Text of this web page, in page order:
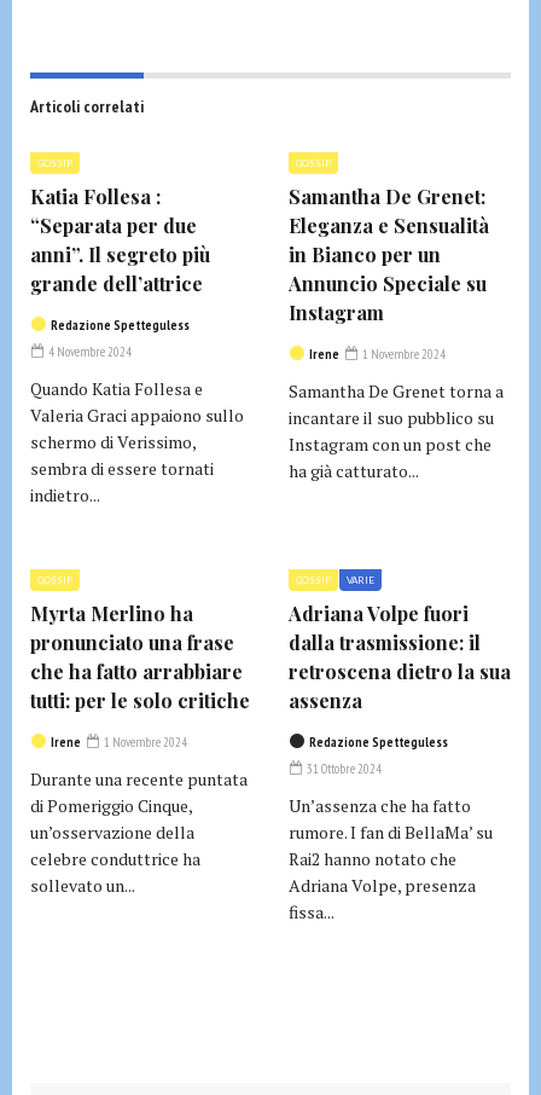
Articoli correlati
GOSSIP
Katia Follesa :
“Separata per due
anni”. Il segreto più
grande dell’attrice
Redazione Spetteguless
4 Novembre 2024
Quando Katia Follesa e
Valeria Graci appaiono sullo
schermo di Verissimo,
sembra di essere tornati
indietro...
GOSSIP
Samantha De Grenet:
Eleganza e Sensualità
in Bianco per un
Annuncio Speciale su
Instagram
Irene 1 Novembre 2024
Samantha De Grenet torna a
incantare il suo pubblico su
Instagram con un post che
ha già catturato...
GOSSIP
Myrta Merlino ha
pronunciato una frase
che ha fatto arrabbiare
tutti: per le solo critiche
Irene 1 Novembre 2024
Durante una recente puntata
di Pomeriggio Cinque,
un’osservazione della
celebre conduttrice ha
sollevato un...
GOSSIP VARIE
Adriana Volpe fuori
dalla trasmissione: il
retroscena dietro la sua
assenza
Redazione Spetteguless
31 Ottobre 2024
Un’assenza che ha fatto
rumore. I fan di BellaMa’ su
Rai2 hanno notato che
Adriana Volpe, presenza
fissa...